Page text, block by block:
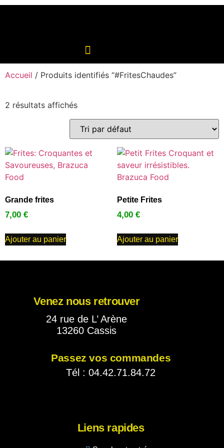
Accueil / Produits identifiés “#FritesChaudes”
2 résultats affichés
Grande frites
7,00 €
Ajouter au panier
Petite Frites
4,00 €
Ajouter au panier
Venez nous retrouver
24 rue de L’ Arène
13260 Cassis
Passez vos commandes
Tél : 04.42.71.84.72
Liens rapides